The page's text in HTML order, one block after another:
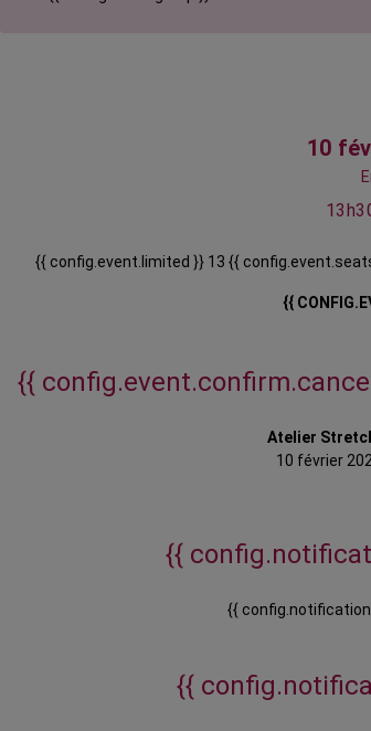
10
{{ config.event.limited }} 13 {{
{{
{{
Atelier
10 février
{{
{{
{{